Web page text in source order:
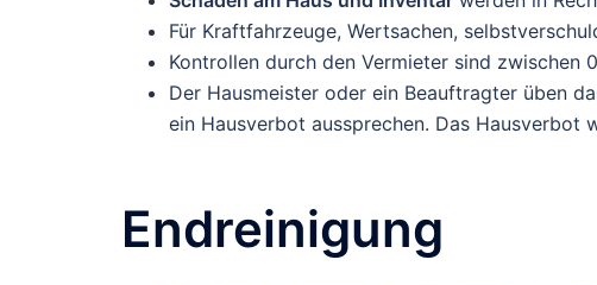
Für Kraftfahrzeuge, Wertsachen,
Kontrollen durch den Vermieter sind zwischen
Der Hausmeister oder ein Beauftragter üben
ein Hausverbot aussprechen. Das Hausverbot
Endreinigung